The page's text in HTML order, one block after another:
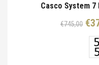
Casco System 7
€745,00 Il
€